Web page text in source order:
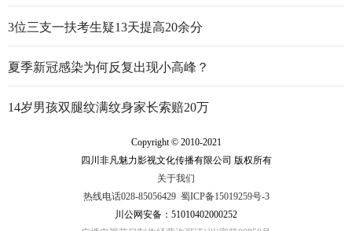
3位三支一扶考生疑13天提高20余分
夏季新冠感染为何反复出现小高峰？
14岁男孩双腿纹满纹身家长索赔20万
Copyright © 2010-2021
四川非凡魅力影视文化传播有限公司 版权所有
关于我们
热线电话028-85056429 蜀ICP备15019259号-3
川公网安备：51010402000252